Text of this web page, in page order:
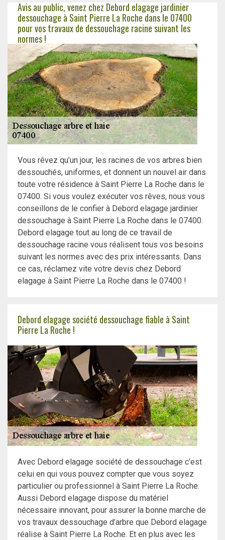
Avis au public, venez chez Debord elagage jardinier
dessouchage à Saint Pierre La Roche dans le 07400
pour vos travaux de dessouchage racine suivant les
normes !
Vous rêvez qu’un jour, les racines de vos arbres bien
dessouchés, uniformes, et donnent un nouvel air dans
toute votre résidence à Saint Pierre La Roche dans le
07400. Si vous voulez exécuter vos rêves, nous vous
conseillons de le confier à Debord elagage jardinier
dessouchage à Saint Pierre La Roche dans le 07400.
Debord elagage tout au long de ce travail de
dessouchage racine vous réalisent tous vos besoins
suivant les normes avec des prix intéressants. Dans
ce cas, réclamez vite votre devis chez Debord
elagage à Saint Pierre La Roche dans le 07400 !
Debord elagage société dessouchage fiable à Saint
Pierre La Roche !
Avec Debord elagage société de dessouchage c’est
celui en qui vous pouvez compter que vous soyez
particulier ou professionnel à Saint Pierre La Roche.
Aussi Debord elagage dispose du matériel
nécessaire innovant, pour assurer la bonne marche de
vos travaux dessouchage d’arbre que Debord elagage
réalise à Saint Pierre La Roche. Et en plus avec les